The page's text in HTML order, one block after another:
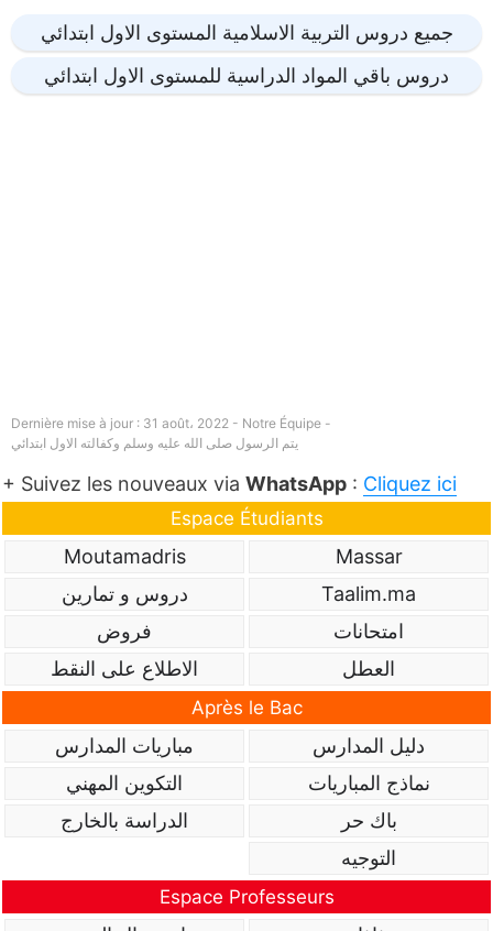
جميع دروس التربية الاسلامية المستوى الاول ابتدائي
دروس باقي المواد الدراسية للمستوى الاول ابتدائي
Dernière mise à jour : 31 août، 2022 - Notre Équipe -
یتم الرسول صلى الله علیه وسلم وكفالته الاول ابتدائي
+ Suivez les nouveaux via WhatsApp : Cliquez ici
Espace Étudiants
Massar
Moutamadris
Taalim.ma
دروس و تمارين
امتحانات
فروض
العطل
الاطلاع على النقط
Après le Bac
دليل المدارس
مباريات المدارس
نماذج المباريات
التكوين المهني
باك حر
الدراسة بالخارج
التوجيه
Espace Professeurs